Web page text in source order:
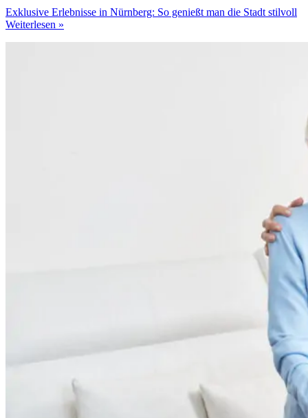
Exklusive Erlebnisse in Nürnberg: So genießt man die Stadt stilvoll
Weiterlesen »